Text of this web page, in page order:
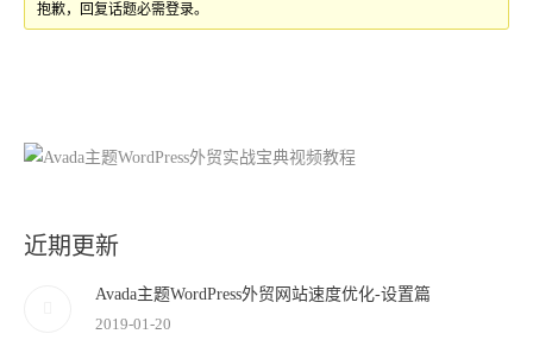
抱歉，回复话题必需登录。
近期更新
Avada主题WordPress外贸网站速度优化-设置篇
2019-01-20